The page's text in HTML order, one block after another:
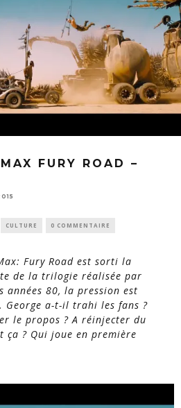
FURY ROAD –
CULTURE 0 COMMENTAIRE
Fury Road est sorti la
de la trilogie réalisée par
années 80, la pression est
George a-t-il trahi les fans ?
le propos ? A réinjecter du
ça ? Qui joue en première